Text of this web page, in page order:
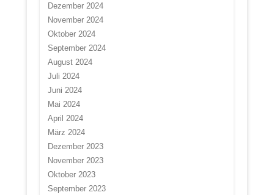
Dezember 2024
November 2024
Oktober 2024
September 2024
August 2024
Juli 2024
Juni 2024
Mai 2024
April 2024
März 2024
Dezember 2023
November 2023
Oktober 2023
September 2023